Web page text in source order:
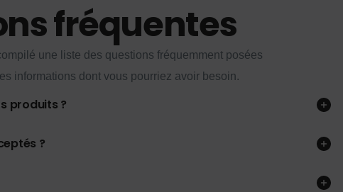
fréquentes
une liste des questions fréquemment posées
informations dont vous pourriez avoir besoin.
produits ?
?